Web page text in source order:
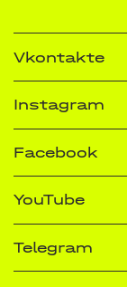
Vkontakte
Instagram
Facebook
YouTube
Telegram